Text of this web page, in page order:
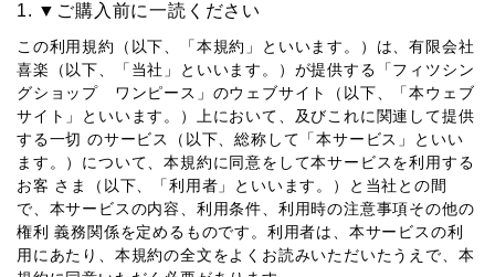
▼ご購⼊前に⼀読ください
この利⽤規約（以下、「本規約」といいます。）は、有限会社
喜楽（以下、「当社」といいます。）が提供する「フィツシン
グショップ ワンピース」のウェブサイト（以下、「本ウェブ
サイト」といいます。）上において、及びこれに関連して提供
する⼀切 のサービス（以下、総称して「本サービス」といい
ます。）について、本規約に同意をして本サービスを利⽤する
お客 さま（以下、「利⽤者」といいます。）と当社との間
で、本サービスの内容、利⽤条件、利⽤時の注意事項その他の
権利 義務関係を定めるものです。利⽤者は、本サービスの利
⽤にあたり、本規約の全⽂をよくお読みいただいたうえで、本